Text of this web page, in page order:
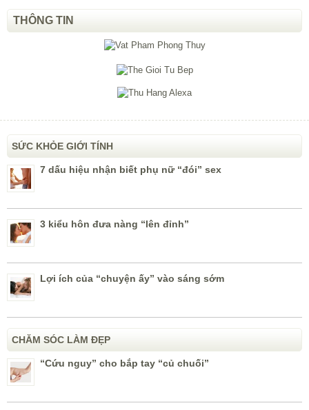
THÔNG TIN
SỨC KHỎE GIỚI TÍNH
7 dấu hiệu nhận biết phụ nữ “đói” sex
3 kiểu hôn đưa nàng “lên đỉnh”
Lợi ích của “chuyện ấy” vào sáng sớm
CHĂM SÓC LÀM ĐẸP
“Cứu nguy” cho bắp tay “củ chuối”